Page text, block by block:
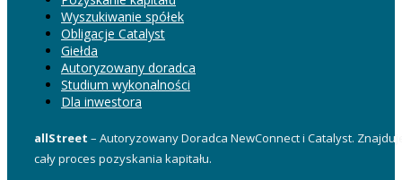
Wyszukiwanie spółek
Obligacje Catalyst
Giełda
Autoryzowany doradca
Studium wykonalności
Dla inwestora
allStreet – Autoryzowany Doradca NewConnect i Catalyst.
cały proces pozyskania kapitału.